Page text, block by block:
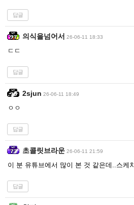
답글
의식을넘어서 26-06-11 18:33
ㄷㄷ
답글
2sjun 26-06-11 18:49
ㅇㅇ
답글
초콜릿브라운 26-06-11 21:59
이 분 유튜브에서 많이 본 것 같은데..스케
답글